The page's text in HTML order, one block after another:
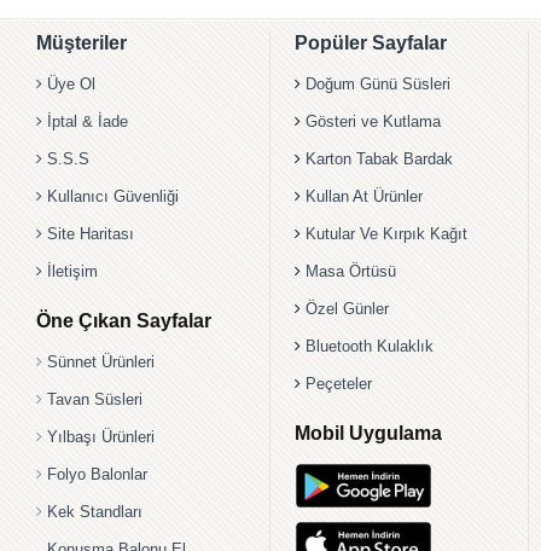
Müşteriler
Üye Ol
İptal & İade
S.S.S
Kullanıcı Güvenliği
Site Haritası
İletişim
Öne Çıkan Sayfalar
Sünnet Ürünleri
Tavan Süsleri
Yılbaşı Ürünleri
Folyo Balonlar
Kek Standları
Popüler Sayfalar
Doğum Günü Süsleri
Gösteri ve Kutlama
Karton Tabak Bardak
Kullan At Ürünler
Kutular Ve Kırpık Kağıt
Masa Örtüsü
Özel Günler
Bluetooth Kulaklık
Peçeteler
Mobil Uygulama